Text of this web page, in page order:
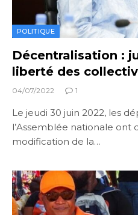
POLITIQUE
Décentralisation :
liberté des
04/07/2022 1
Le jeudi 30 juin 2022, les
l’Assemblée nationale
modification de la…